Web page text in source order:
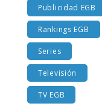
Publicidad EGB
Rankings EGB
Series
Televisión
TV EGB